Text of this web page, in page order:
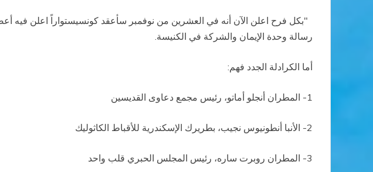
"بكل فرح اعلن الآن أنه في العشرين من نوفمبر سأعقد كونسيستواراً اعلن فيه
رسالة وحدة الإيمان والشركة في الكنيسة.
أما الكرادلة الجدد فهم:
1- المطران أنجلو أماتو، رئيس مجمع دعاوى القديسين
2- الأنبا أنطونيوس نجيب، بطريرك الإسكندرية للأقباط الكاثوليك
3- المطران روبرت ساره، رئيس المجلس الحبري قلب واحد